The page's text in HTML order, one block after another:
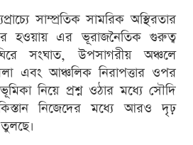
সাম্প্রতিক সামরিক অস্থিরতার
হওয়ায় এর ভূরাজনৈতিক গুরুত্ব
সংঘাত, উপসাগরীয় অঞ্চলে
এবং আঞ্চলিক নিরাপত্তার ওপর
নিয়ে প্রশ্ন ওঠার মধ্যে সৌদি
নিজেদের মধ্যে আরও দৃঢ়